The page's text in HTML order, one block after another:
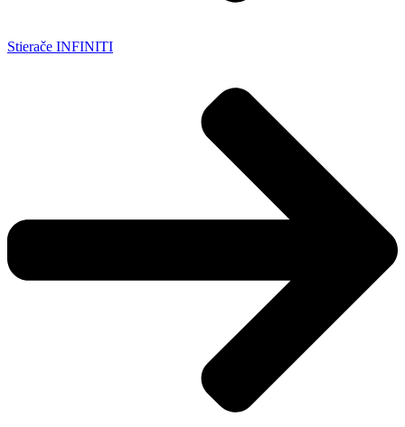
Stierače INFINITI